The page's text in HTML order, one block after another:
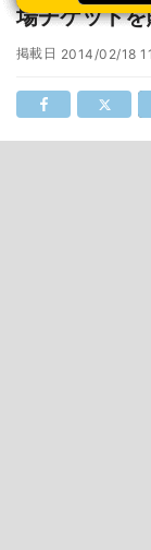
場チケット
掲載日 2014/02/18